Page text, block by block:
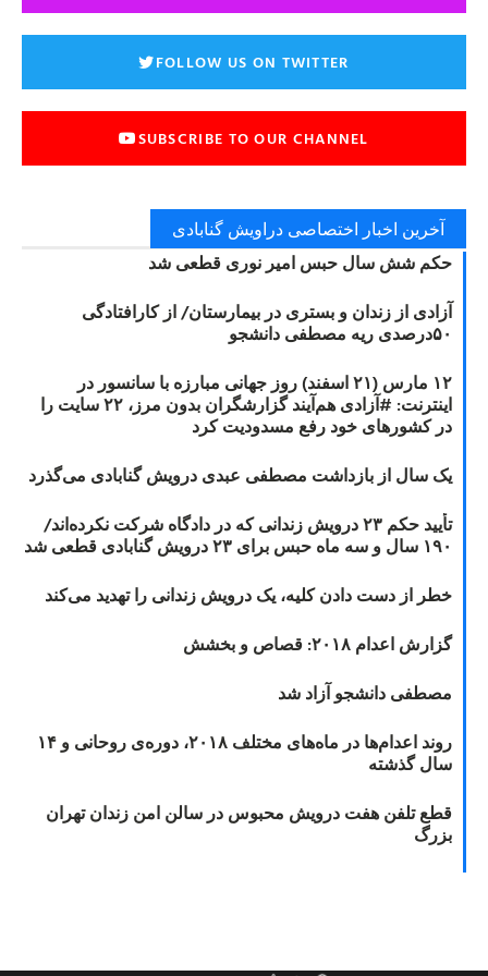
FOLLOW US ON TWITTER
SUBSCRIBE TO OUR CHANNEL
آخرین اخبار اختصاصی دراویش گنابادی
حکم شش سال حبس امیر نوری قطعی شد
آزادی از زندان و بستری در بیمارستان/ از کارافتادگی
۵۰درصدی ریه مصطفی دانشجو
۱۲ مارس (۲۱ اسفند) روز جهانی مبارزه با سانسور در
اینترنت: #آزادی هم‌آیند گزارشگران‌ بدون مرز، ۲۲ سایت را
در کشورهای خود رفع مسدودیت کرد
یک سال از بازداشت مصطفی عبدی درویش گنابادی می‌گذرد
تأیید حکم ۲۳ درویش زندانی که در دادگاه شرکت نکرده‌اند/
۱۹۰ سال و سه ماه حبس برای ۲۳ درویش گنابادی قطعی شد
خطر از دست دادن کلیه، یک درویش زندانی را تهدید می‌کند
گزارش اعدام ۲۰۱۸: قصاص و بخشش
مصطفی دانشجو آزاد شد
روند اعدام‌ها در ماه‌های مختلف ۲۰۱۸، دوره‌ی روحانی و ۱۴
سال گذشته
قطع تلفن هفت درویش محبوس در سالن امن زندان تهران
بزرگ